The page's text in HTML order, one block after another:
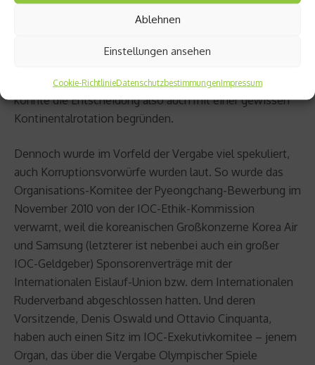
Ablehnen
Einstellungen ansehen
Cookie-RichtlinieDatenschutzbestimmungenImpressum
in Europa und Nordamerika lagen. Eine drittes „No“ in
Serie hätte das IOC Pyeongchang und damit dem immer
noch wachsenden asiatischen Markt kaum zumuten
Olympischen Winterspiele seit 20 Jahren erhalten. Man
könnte die Entscheidung also auch mit einer gewissen
Kontinentalrotation begründen.
Dennoch wurde im Vorfeld der Vergabe viel spekuliert,
auch Korruptionsvorwürfe wurden laut. So wurde das
Organisations-Komitee der Pyeongchang-Bewerbung im
November 2010 von der IOC-Ethik-Kommission
verwarnt, weil die koreanischen Großkonzerne Korea Air
und Samsung (letzterer ist nebenbei auch ein großer
IOC-Geldgeber) Sponsorenverträge mit der
Internationalen Eislauf-Union bzw. dem Internationalen
Ruderverband abgeschlossen hatten. Und deren
Vorsitzende, Denis Oswald und Ottavio Cinquanta,
haben auch einen Sitz im IOC-Exekutivkomitee – jenem
Organ, das über die Vergabe Olympischer Spiele